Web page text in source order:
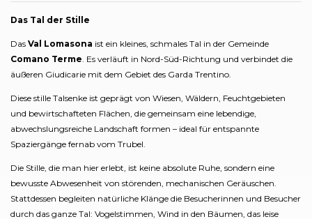
Das Tal der Stille
Das Val Lomasona ist ein kleines, schmales Tal in der Gemeinde
Comano Terme . Es verläuft in Nord-Süd-Richtung und verbindet die
äußeren Giudicarie mit dem Gebiet des Garda Trentino.
Diese stille Talsenke ist geprägt von Wiesen, Wäldern, Feuchtgebieten
und bewirtschafteten Flächen, die gemeinsam eine lebendige,
abwechslungsreiche Landschaft formen – ideal für entspannte
Spaziergänge fernab vom Trubel.
Die Stille, die man hier erlebt, ist keine absolute Ruhe, sondern eine
bewusste Abwesenheit von störenden, mechanischen Geräuschen.
Stattdessen begleiten natürliche Klänge die Besucherinnen und Besucher
durch das ganze Tal: Vogelstimmen, Wind in den Bäumen, das leise